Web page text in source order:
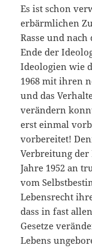
Es ist schon
erbärmlichen
Rasse und
Ende der
Ideologien wie
1968 mit ihren
und das
verändern
erst einmal
vorbereitet!
Verbreitung der
Jahre 1952 an
vom
Lebensrecht
dass in fast
Gesetze
Lebens